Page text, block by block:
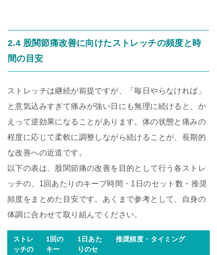
2.4 股関節痛改善に向けたストレッチの頻度と時
間の目安
ストレッチは継続が前提ですが、「毎日やらなければ」
と意気込みすぎて痛みが強い日にも無理に続けると、か
えって逆効果になることがあります。体の状態と痛みの
程度に応じて柔軟に調整しながら続けることが、長期的
な改善への近道です。
以下の表は、股関節痛の改善を目的として行う各ストレ
ッチの、1回あたりのキープ時間・1日のセット数・推奨
頻度をまとめた目安です。あくまで参考として、自身の
体調に合わせて取り組んでください。
ストレ
ッチの
1回の
キー
1日あた
りのセ
推奨頻度・タイミング